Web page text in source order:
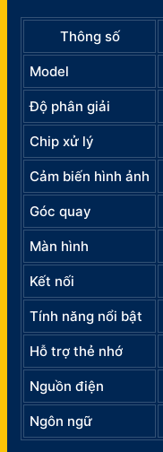
Thông số
Model
Độ phân giải
Chip xử lý
Cảm biến hình ảnh
Góc quay
Màn hình
Kết nối
Tính năng nổi bật
Hỗ trợ thẻ nhớ
Nguồn điện
Ngôn ngữ